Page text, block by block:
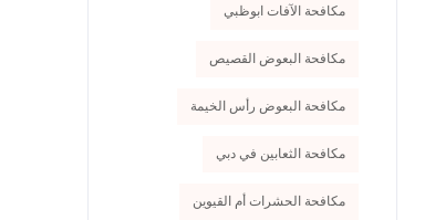
مكافحة الآفات ابوظبي
مكافحة البعوض القصيص
مكافحة البعوض رأس الخيمة
مكافحة الثعابين في دبي
مكافحة الحشرات أم القيوين